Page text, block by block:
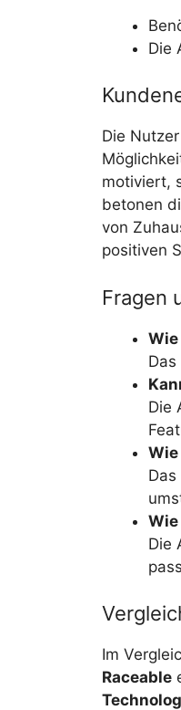
Die
Die
motiviert,
betonen
von
positiven
Fragen
Die
Wie
Die
Im
Raceable